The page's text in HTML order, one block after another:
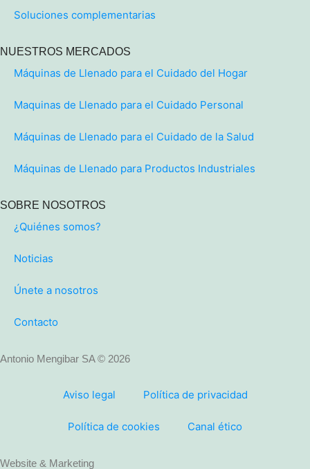
Soluciones complementarias
NUESTROS MERCADOS
Máquinas de Llenado para el Cuidado del Hogar
Maquinas de Llenado para el Cuidado Personal
Máquinas de Llenado para el Cuidado de la Salud
Máquinas de Llenado para Productos Industriales
SOBRE NOSOTROS
¿Quiénes somos?
Noticias
Únete a nosotros
Contacto
Antonio Mengibar SA © 2026
Aviso legal Política de privacidad
Política de cookies Canal ético
Website & Marketing